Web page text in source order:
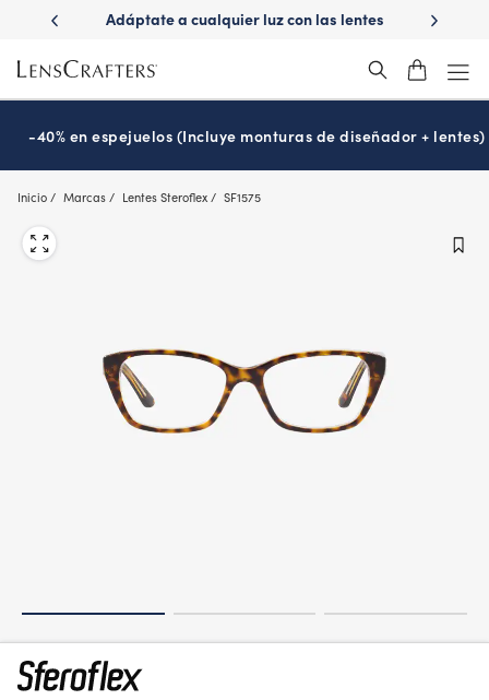
main
content
a cualquier luz con las lentes
¿Es hora de tu examen
-40% en espejuelos (Incluye monturas de diseñador + lentes)
Inicio Marcas Lentes Steroflex SF1575